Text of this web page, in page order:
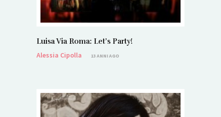
Luisa Via Roma: Let’s Party!
Alessia Cipolla
13 ANNI AGO